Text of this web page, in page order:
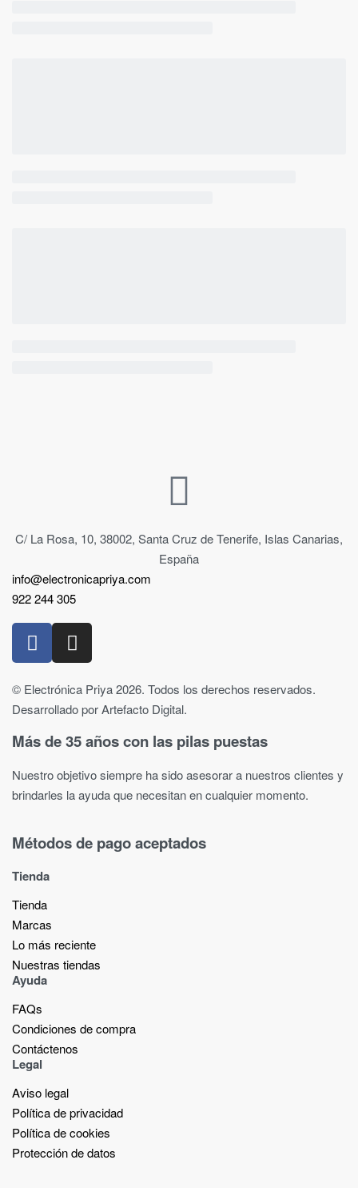
C/ La Rosa, 10, 38002, Santa Cruz de Tenerife, Islas Canarias,
España
info@electronicapriya.com
922 244 305
© Electrónica Priya 2026. Todos los derechos reservados.
Desarrollado por Artefacto Digital.
Más de 35 años con las pilas puestas
Nuestro objetivo siempre ha sido asesorar a nuestros clientes y
brindarles la ayuda que necesitan en cualquier momento.
Métodos de pago aceptados
Tienda
Tienda
Marcas
Lo más reciente​
Nuestras tiendas​
Ayuda
FAQs
Condiciones de compra
Contáctenos
Legal
Aviso legal
Política de privacidad
Política de cookies
Protección de datos